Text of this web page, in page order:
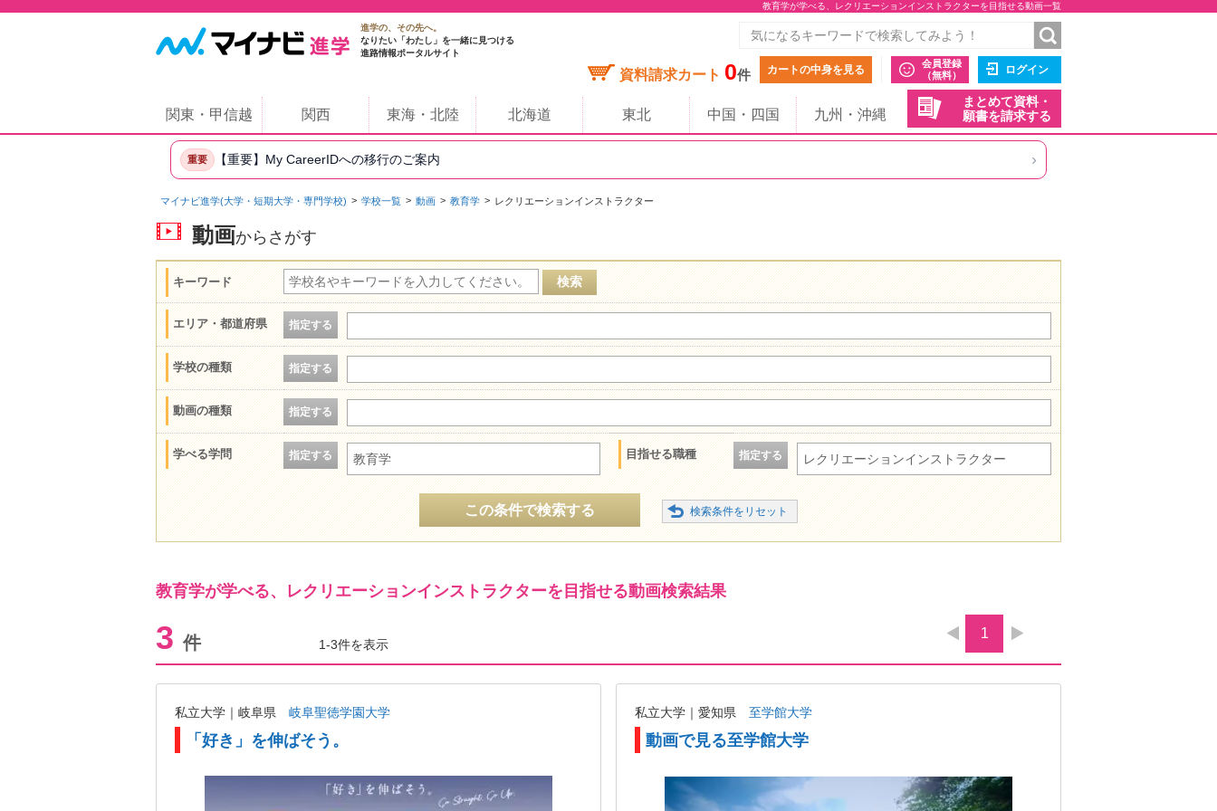
教育学が学べる、レクリエーションインストラクターを目指せる動画一覧
進学の、その先へ。
なりたい「わたし」を一緒に見つける
進路情報ポータルサイト
資料請求カート 0件 カートの中身を見る
会員登録
（無料）
ログイン
まとめて資料・
願書を請求する
関東・甲信越 関西 東海・北陸 北海道 東北 中国・四国 九州・沖縄
重要 【重要】My CareerIDへの移行のご案内 ›
マイナビ進学(大学・短期大学・専門学校) 学校一覧 動画 教育学 レクリエーションインストラクター
動画からさがす
キーワード
エリア・都道府県 指定する
学校の種類 指定する
動画の種類 指定する
学べる学問 指定する 教育学 目指せる職種 指定する レクリエーションインストラクター
この条件で検索する
教育学が学べる、レクリエーションインストラクターを目指せる動画検索結果
3 件 1-3件を表示
1
私立大学｜岐阜県 岐阜聖徳学園大学
「好き」を伸ばそう。
私立大学｜愛知県 至学館大学
動画で見る至学館大学